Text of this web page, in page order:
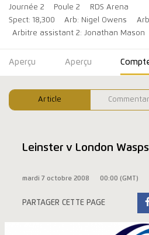
Journée 2
Poule 2
RDS Arena
Spect: 18,300
Arb: Nigel Owens
Arbitre assistant 2: Jonathan Mason
Aperçu Aperçu
Article
Leinster v London Wasps
mardi 7 octobre 2008 00:00 (GMT)
PARTAGER CETTE PAGE